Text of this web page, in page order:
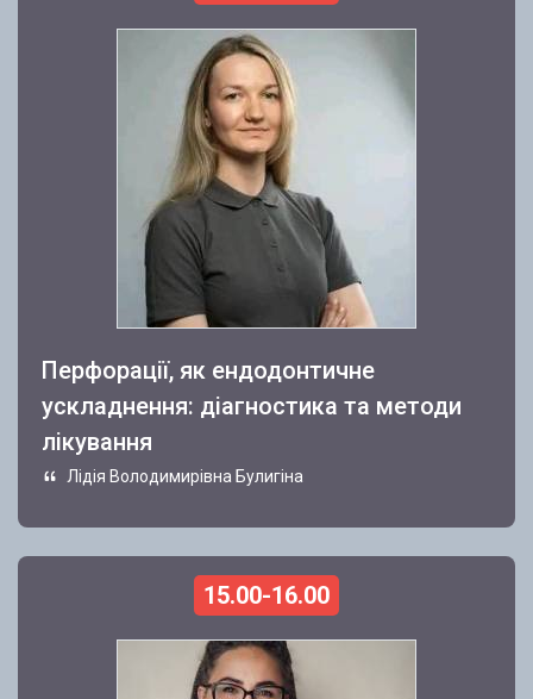
Перфорації, як ендодонтичне
ускладнення: діагностика та методи
лікування
Лідія Володимирівна Булигіна
15.00-16.00